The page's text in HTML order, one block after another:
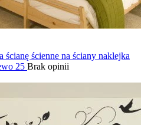
ścianę ścienne na ściany naklejka
25 Brak opinii